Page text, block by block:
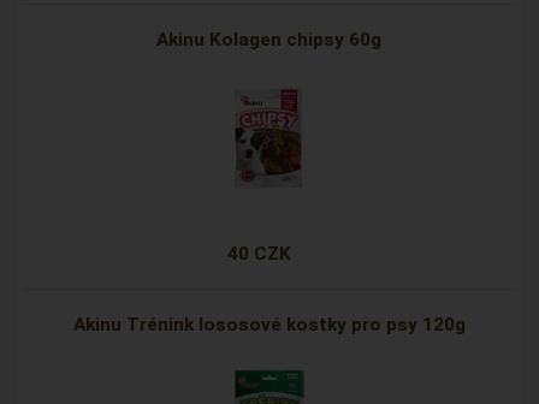
Akinu Kolagen chipsy 60g
40 CZK
Akinu Trénink lososové kostky pro psy 120g